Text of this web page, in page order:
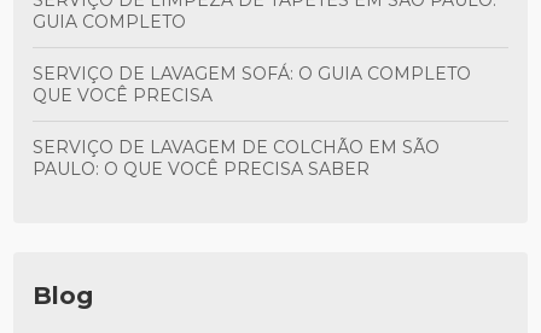
GUIA COMPLETO
SERVIÇO DE LAVAGEM SOFÁ: O GUIA COMPLETO
QUE VOCÊ PRECISA
SERVIÇO DE LAVAGEM DE COLCHÃO EM SÃO
PAULO: O QUE VOCÊ PRECISA SABER
Blog